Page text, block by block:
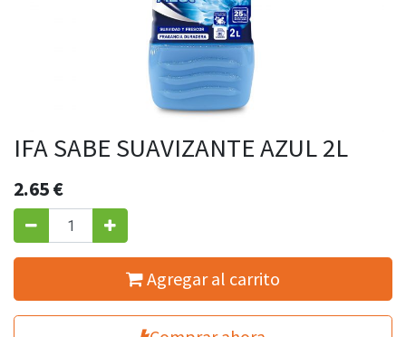
IFA SABE SUAVIZANTE AZUL 2L
2.65€
Agregar al carrito